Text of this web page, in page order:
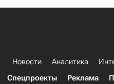
Новости Аналитика
Спецпроекты
Реклама